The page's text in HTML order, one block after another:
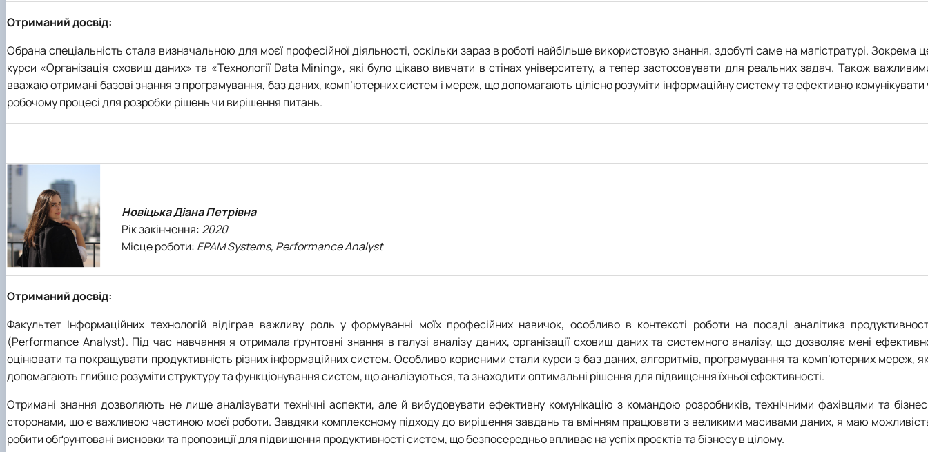
Отриманий досвід:
Обрана спеціальність стала визначальною для моєї професійної діяльності, оскільки зараз в роботі найбільше використовую знання, здобуті саме на магістратурі. Зокрема
курси «Організація сховищ даних» та «Технології Data Mining», які було цікаво вивчати в стінах університету, а тепер застосовувати для реальних задач. Також
вважаю отримані базові знання з програмування, баз даних, комп’ютерних систем і мереж, що допомагають цілісно розуміти інформаційну систему та ефективно комунікувати
робочому процесі для розробки рішень чи вирішення питань.
Новіцька Діана Петрівна
Рік закінчення: 2020
Місце роботи: EPAM Systems, Performance Analyst
Отриманий досвід:
Факультет Інформаційних технологій відіграв важливу роль у формуванні моїх професійних навичок, особливо в контексті роботи на посаді аналітика
(Performance Analyst). Під час навчання я отримала ґрунтовні знання в галузі аналізу даних, організації сховищ даних та системного аналізу, що дозволяє мені
оцінювати та покращувати продуктивність різних інформаційних систем. Особливо корисними стали курси з баз даних, алгоритмів, програмування та комп’ютерних мереж,
допомагають глибше розуміти структуру та функціонування систем, що аналізуються, та знаходити оптимальні рішення для підвищення їхньої ефективності.
Отримані знання дозволяють не лише аналізувати технічні аспекти, але й вибудовувати ефективну комунікацію з командою розробників, технічними фахівцями та
сторонами, що є важливою частиною моєї роботи. Завдяки комплексному підходу до вирішення завдань та вмінням працювати з великими масивами даних, я маю
робити обґрунтовані висновки та пропозиції для підвищення продуктивності систем, що безпосередньо впливає на успіх проєктів та бізнесу в цілому.